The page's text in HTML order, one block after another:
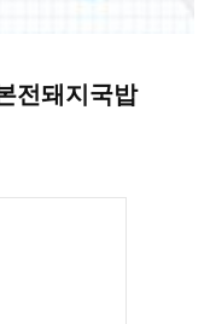
전돼지국밥